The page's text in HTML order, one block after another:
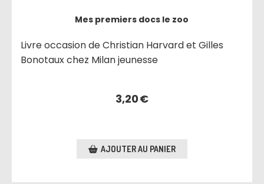
Mes premiers docs le zoo
Livre occasion de Christian Harvard et Gilles
Bonotaux chez Milan jeunesse
3,20€
AJOUTER AU PANIER